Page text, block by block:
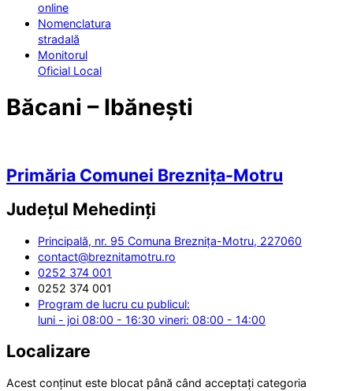
online
Nomenclatura
stradală
Monitorul
Oficial Local
Băcani – Ibănești
Primăria Comunei Breznița-Motru
Județul Mehedinți
Principală, nr. 95 Comuna Breznița-Motru, 227060
contact@breznitamotru.ro
0252 374 001
0252 374 001
Program de lucru cu publicul:
luni - joi 08:00 - 16:30 vineri: 08:00 - 14:00
Localizare
Acest conținut este blocat până când acceptați categoria